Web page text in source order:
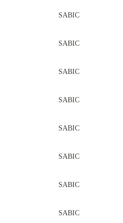
SABIC
SABIC
SABIC
SABIC
SABIC
SABIC
SABIC
SABIC